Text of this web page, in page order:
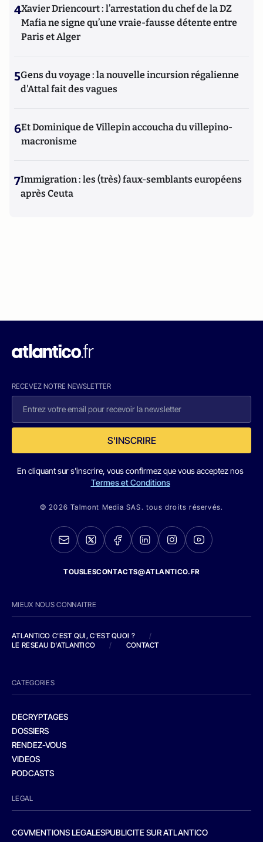
4Xavier Driencourt : l’arrestation du chef de la DZ
Mafia ne signe qu’une vraie-fausse détente entre
Paris et Alger
5Gens du voyage : la nouvelle incursion régalienne
d'Attal fait des vagues
6Et Dominique de Villepin accoucha du villepino-
macronisme
7Immigration : les (très) faux-semblants européens
après Ceuta
RECEVEZ NOTRE NEWSLETTER
S'INSCRIRE
En cliquant sur s'inscrire, vous confirmez que vous acceptez nos
Termes et Conditions
© 2026 Talmont Media SAS. tous droits réservés.
TOUSLESCONTACTS@ATLANTICO.FR
MIEUX NOUS CONNAITRE
ATLANTICO C'EST QUI, C'EST QUOI ?
/
LE RESEAU D'ATLANTICO
/ CONTACT
CATEGORIES
DECRYPTAGES
DOSSIERS
RENDEZ-VOUS
VIDEOS
PODCASTS
LEGAL
CGVMENTIONS LEGALESPUBLICITE SUR ATLANTICO